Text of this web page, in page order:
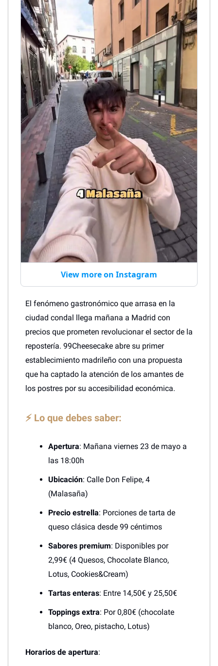
View more on Instagram
El fenómeno gastronómico que arrasa en la
ciudad condal llega mañana a Madrid con
precios que prometen revolucionar el sector de la
repostería. 99Cheesecake abre su primer
establecimiento madrileño con una propuesta
que ha captado la atención de los amantes de
los postres por su accesibilidad económica.
⚡ Lo que debes saber:
Apertura: Mañana viernes 23 de mayo a
las 18:00h
Ubicación: Calle Don Felipe, 4
(Malasaña)
Precio estrella: Porciones de tarta de
queso clásica desde 99 céntimos
Sabores premium: Disponibles por
2,99€ (4 Quesos, Chocolate Blanco,
Lotus, Cookies&Cream)
Tartas enteras: Entre 14,50€ y 25,50€
Toppings extra: Por 0,80€ (chocolate
blanco, Oreo, pistacho, Lotus)
Horarios de apertura: